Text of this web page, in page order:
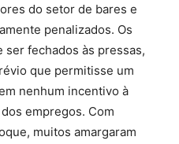
do setor de bares e
penalizados. Os
fechados às pressas,
que permitisse um
nenhum incentivo à
empregos. Com
muitos amargaram